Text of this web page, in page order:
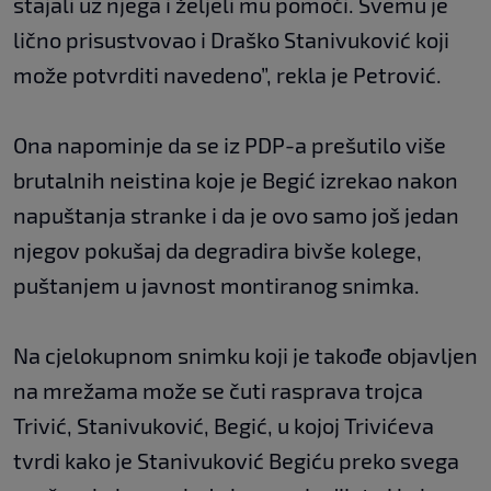
lično prisustvovao i Draško Stanivuković koji
može potvrditi navedeno”, rekla je Petrović.
Ona napominje da se iz PDP-a prešutilo više
brutalnih neistina koje je Begić izrekao nakon
napuštanja stranke i da je ovo samo još jedan
njegov pokušaj da degradira bivše kolege,
puštanjem u javnost montiranog snimka.
Na cjelokupnom snimku koji je takođe objavljen
na mrežama može se čuti rasprava trojca
Trivić, Stanivuković, Begić, u kojoj Trivićeva
tvrdi kako je Stanivuković Begiću preko svega